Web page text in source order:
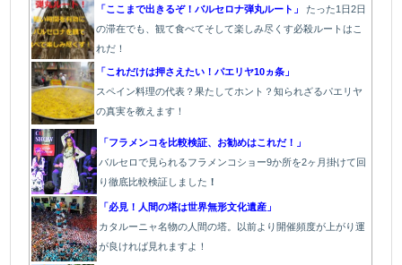
「ここまで出きるぞ！バルセロナ弾丸ルート」 たった1 日2日
の滞在でも、観て食べてそして楽しみ尽くす必殺ルートはこ
れだ！
「これだけは押さえたい！パエリヤ10ヵ条」
スペイン料理の代表？果たしてホント？知られざるパエリヤ
の真実を教えます！
「フラメンコを比較検証、お勧めはこれだ！」
バルセロで見られるフラメンコショー9か所を2ヶ月掛けて回
り徹底比較検証しました ！
「必見！人間の塔は世界無形文化遺産」
カタルーニャ名物の人間の塔。以前より開催頻度が上がり運
が良ければ見れますよ！